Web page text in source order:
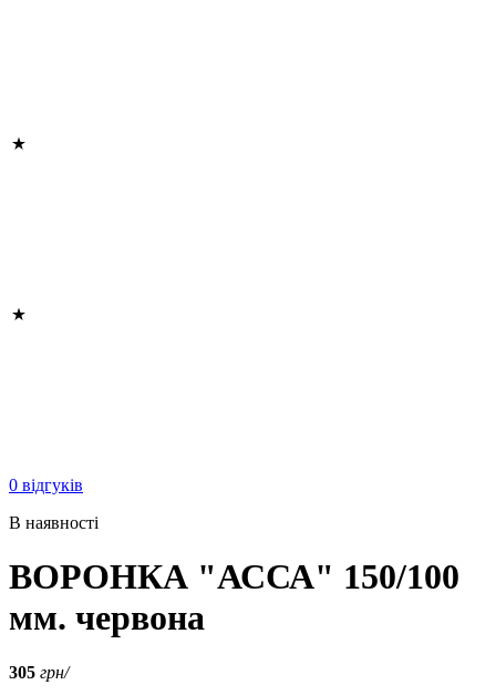
0 відгуків
В наявності
ВОРОНКА "АССА" 150/100
мм. червона
305 грн/